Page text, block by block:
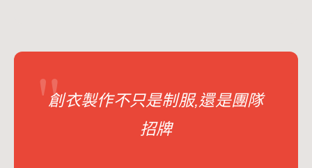
創衣製作不只是制服,還是團隊
招牌